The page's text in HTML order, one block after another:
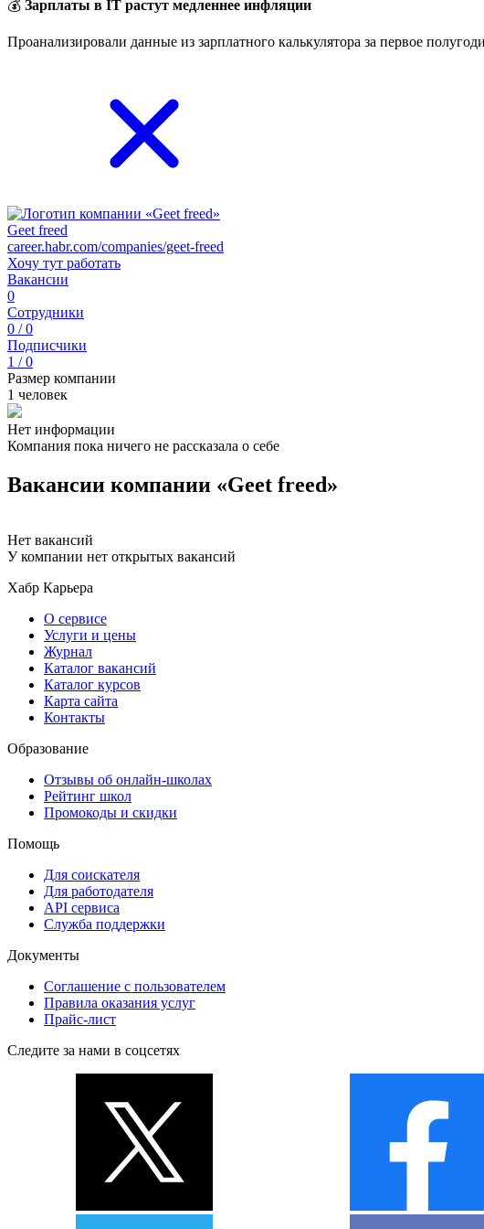
💰 Зарплаты в IT растут медленнее инфляции
Проанализировали данные из зарплатного калькулятора за первое
Geet freed
career.habr.com/companies/geet-freed
Хочу тут работать
Вакансии
0
Сотрудники
0 / 0
Подписчики
1 / 0
Размер компании
1 человек
Нет информации
Компания пока ничего не рассказала о себе
Вакансии компании «Geet freed»
Нет вакансий
У компании нет открытых вакансий
Хабр Карьера
О сервисе
Услуги и цены
Журнал
Каталог вакансий
Каталог курсов
Карта сайта
Контакты
Образование
Отзывы об онлайн-школах
Рейтинг школ
Промокоды и скидки
Помощь
Для соискателя
Для работодателя
API сервиса
Служба поддержки
Документы
Соглашение с пользователем
Правила оказания услуг
Прайс-лист
Следите за нами в соцсетях